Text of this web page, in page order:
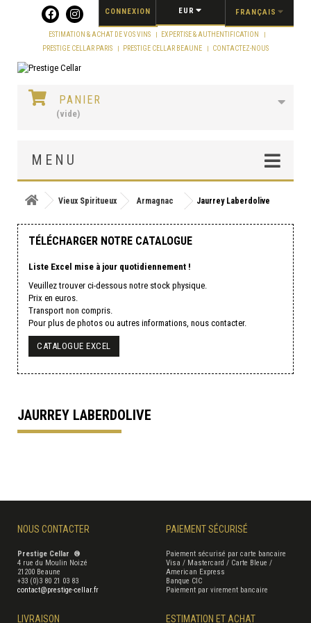
FRANÇAIS
EUR
CONNEXION
ESTIMATION & ACHAT DE VOS VINS
EXPERTISE & AUTHENTIFICATION
PRESTIGE CELLAR PARIS
PRESTIGE CELLAR BEAUNE CONTACTEZ-NOUS
PANIER
(vide)
MENU
Vieux Spiritueux Armagnac Jaurrey Laberdolive
TÉLÉCHARGER NOTRE CATALOGUE
Liste Excel mise à jour quotidiennement !
Veuillez trouver ci-dessous notre stock physique.
Prix en euros.
Transport non compris.
Pour plus de photos ou autres informations, nous contacter.
CATALOGUE EXCEL
JAURREY LABERDOLIVE
NOUS CONTACTER
Prestige Cellar ®
4 rue du Moulin Noizé
21200 Beaune
+33 (0)3 80 21 03 83
contact@prestige-cellar.fr
PAIEMENT SÉCURISÉ
Paiement sécurisé par carte bancaire
Visa / Mastercard / Carte Bleue /
American Express
Banque CIC
Paiement par virement bancaire
LIVRAISON ESTIMATION ET ACHAT
Panneau de gestion des cookies